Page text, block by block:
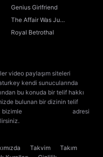
Genius Girlfriend
The Affair Was Just
the Beginning
Royal Betrothal
video paylaşım siteleri
kendi sunucularında
bu konuda bir telif hakkı
bulunan bir dizinin telif
bizimle
adresi
Takvim
Takım